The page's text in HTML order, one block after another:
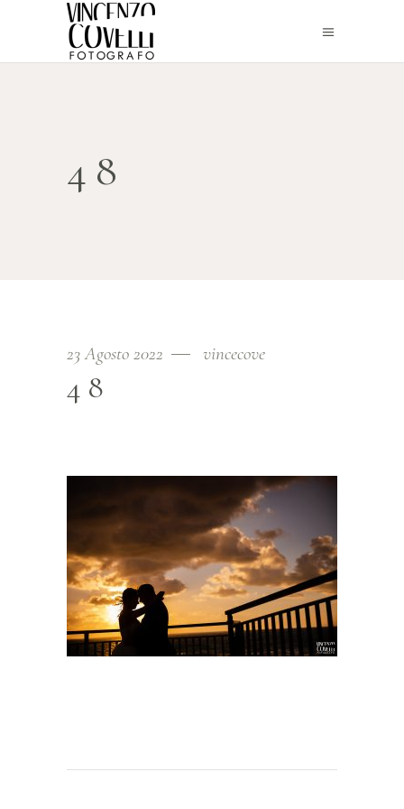
48
23 Agosto 2022 vincecove
48